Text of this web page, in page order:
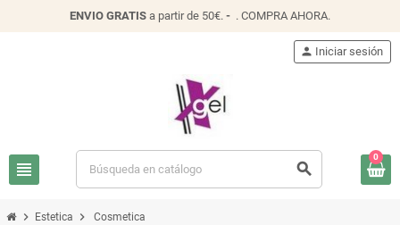
ENVIO GRATIS a partir de 50€. - . COMPRA AHORA.
view_headline search
person Iniciar sesión
0
chevron_right Estetica chevron_right Cosmetica